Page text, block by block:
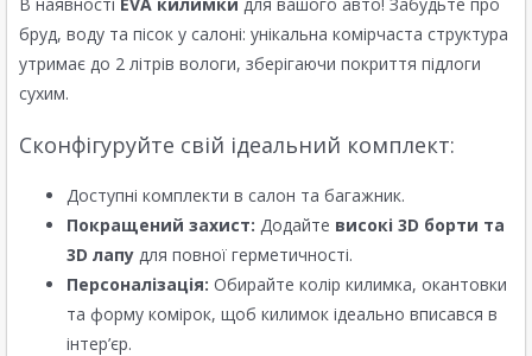
бруд, воду та пісок у салоні: унікальна комірчаста структура
утримає до 2 літрів вологи, зберігаючи покриття підлоги
сухим.
Сконфігуруйте свій ідеальний комплект:
Доступні комплекти в салон та багажник.
Покращений захист: Додайте високі 3D борти та
3D лапу для повної герметичності.
Персоналізація: Обирайте колір килимка, окантовки
та форму комірок, щоб килимок ідеально вписався в
інтер’єр.